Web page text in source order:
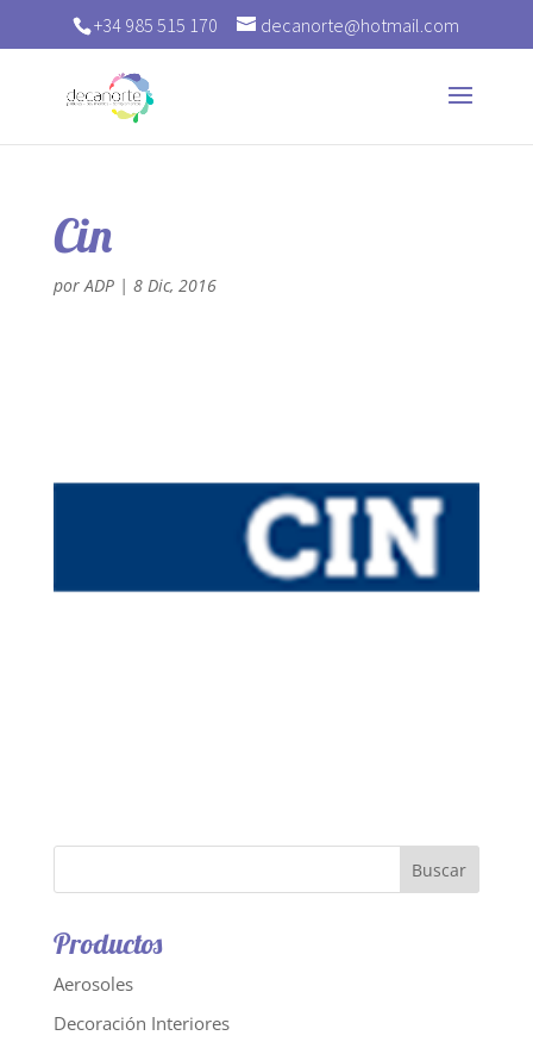
+34 985 515 170 decanorte@hotmail.com
Cin
porADP| 8 Dic, 2016
Productos
Aerosoles
Decoración Interiores